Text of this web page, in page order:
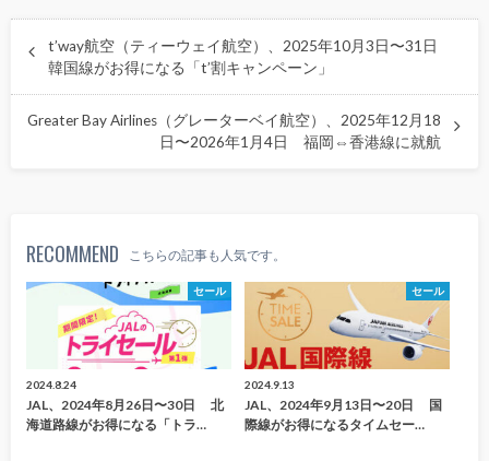
t’way航空（ティーウェイ航空）、2025年10月3日〜31日
韓国線がお得になる「t’割キャンペーン」
Greater Bay Airlines（グレーターベイ航空）、2025年12月18
日〜2026年1月4日 福岡⇔香港線に就航
RECOMMEND こちらの記事も人気です。
セール
2024.8.24
JAL、2024年8月26日〜30日 北
海道路線がお得になる「トラ…
セール
2024.9.13
JAL、2024年9月13日〜20日 国
際線がお得になるタイムセー…